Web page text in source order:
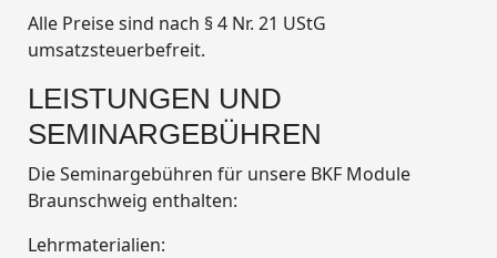
Alle Preise sind nach § 4 Nr. 21 UStG
umsatzsteuerbefreit.
LEISTUNGEN UND
SEMINARGEBÜHREN
Die Seminargebühren für unsere BKF Module
Braunschweig enthalten:
Lehrmaterialien: